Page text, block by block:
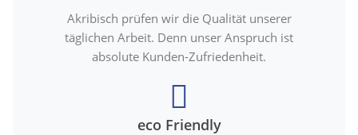
Akribisch prüfen wir die Qualität unserer
täglichen Arbeit. Denn unser Anspruch ist
absolute Kunden-Zufriedenheit.
eco Friendly